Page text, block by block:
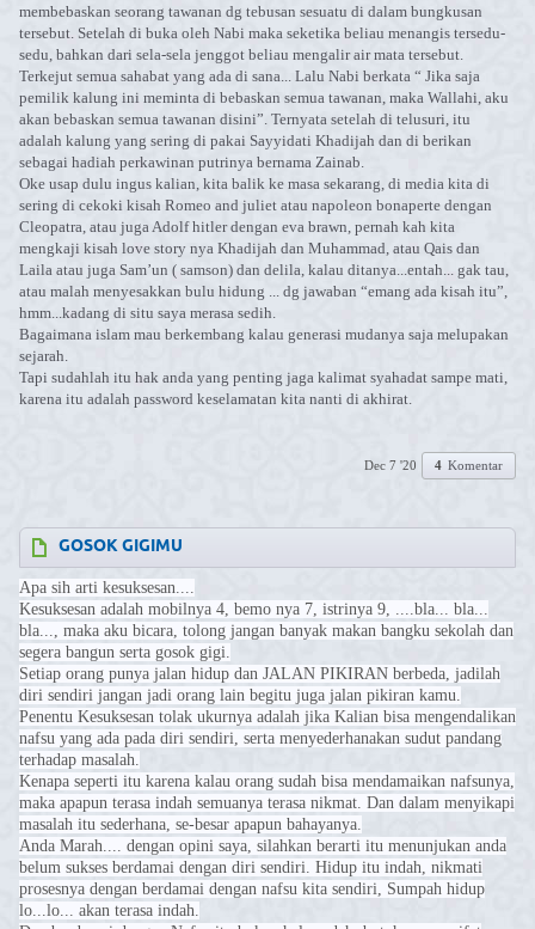
membebaskan seorang tawanan dg tebusan sesuatu di dalam bungkusan
tersebut. Setelah di buka oleh Nabi maka seketika beliau menangis tersedu-
sedu, bahkan dari sela-sela jenggot beliau mengalir air mata tersebut.
Terkejut semua sahabat yang ada di sana... Lalu Nabi berkata “ Jika saja
pemilik kalung ini meminta di bebaskan semua tawanan, maka Wallahi, aku
akan bebaskan semua tawanan disini”. Ternyata setelah di telusuri, itu
adalah kalung yang sering di pakai Sayyidati Khadijah dan di berikan
sebagai hadiah perkawinan putrinya bernama Zainab.
Oke usap dulu ingus kalian, kita balik ke masa sekarang, di media kita di
sering di cekoki kisah Romeo and juliet atau napoleon bonaperte dengan
Cleopatra, atau juga Adolf hitler dengan eva brawn, pernah kah kita
mengkaji kisah love story nya Khadijah dan Muhammad, atau Qais dan
Laila atau juga Sam’un ( samson) dan delila, kalau ditanya...entah... gak tau,
atau malah menyesakkan bulu hidung ... dg jawaban “emang ada kisah itu”,
hmm...kadang di situ saya merasa sedih.
Bagaimana islam mau berkembang kalau generasi mudanya saja melupakan
sejarah.
Tapi sudahlah itu hak anda yang penting jaga kalimat syahadat sampe mati,
karena itu adalah password keselamatan kita nanti di akhirat.
Dec 7 '20 4 Komentar
GOSOK GIGIMU
Apa sih arti kesuksesan....
Kesuksesan adalah mobilnya 4, bemo nya 7, istrinya 9, ....bla... bla...
bla..., maka aku bicara, tolong jangan banyak makan bangku sekolah dan
segera bangun serta gosok gigi.
Setiap orang punya jalan hidup dan JALAN PIKIRAN berbeda, jadilah
diri sendiri jangan jadi orang lain begitu juga jalan pikiran kamu.
Penentu Kesuksesan tolak ukurnya adalah jika Kalian bisa mengendalikan
nafsu yang ada pada diri sendiri, serta menyederhanakan sudut pandang
terhadap masalah.
Kenapa seperti itu karena kalau orang sudah bisa mendamaikan nafsunya,
maka apapun terasa indah semuanya terasa nikmat. Dan dalam menyikapi
masalah itu sederhana, se-besar apapun bahayanya.
Anda Marah.... dengan opini saya, silahkan berarti itu menunjukan anda
belum sukses berdamai dengan diri sendiri. Hidup itu indah, nikmati
prosesnya dengan berdamai dengan nafsu kita sendiri, Sumpah hidup
lo...lo... akan terasa indah.